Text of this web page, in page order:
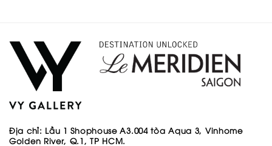
Địa chỉ: Lầu 1 Shophouse A3.004 tòa Aqua 3, Vinhome
Golden River, Q.1, TP HCM.